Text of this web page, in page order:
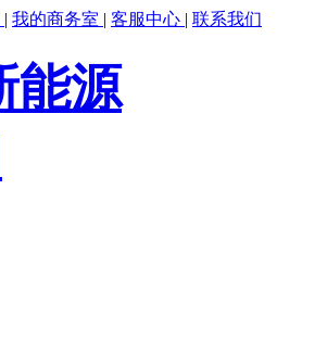
| 我的商务室 | 客服中心 | 联系我们